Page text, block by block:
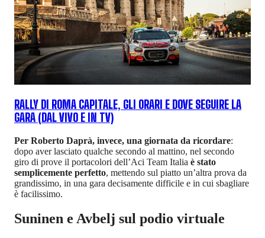
RALLY DI ROMA CAPITALE, GLI ORARI E DOVE SEGUIRE LA
GARA (DAL VIVO E IN TV)
Per Roberto Daprà, invece, una giornata da ricordare:
dopo aver lasciato qualche secondo al mattino, nel secondo
giro di prove il portacolori dell’Aci Team Italia è stato
semplicemente perfetto, mettendo sul piatto un’altra prova da
grandissimo, in una gara decisamente difficile e in cui sbagliare
è facilissimo.
Suninen e Avbelj sul podio virtuale